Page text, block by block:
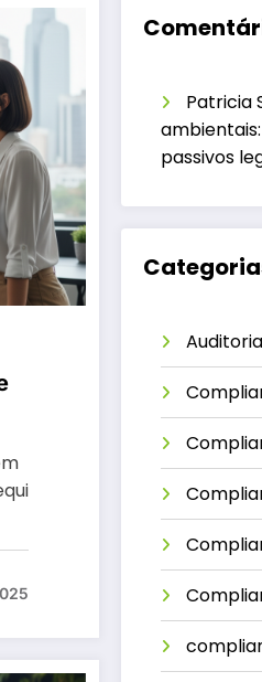
Patricia
passivos